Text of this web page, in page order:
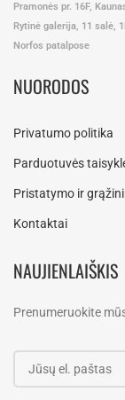
Pramonės pr. 16F,
Rytinė galerija, 11 salė,
Norfos patalpose
NUORODOS
Privatumo politika
Parduotuvės
Pristatymo ir
Kontaktai
NAUJIENLAIŠKIS
Prenumeruokite